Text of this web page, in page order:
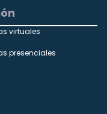
virtuales
presenciales